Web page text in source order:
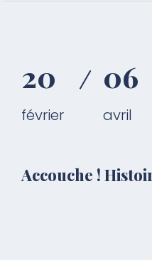
20
février
06
avril
Accouche !